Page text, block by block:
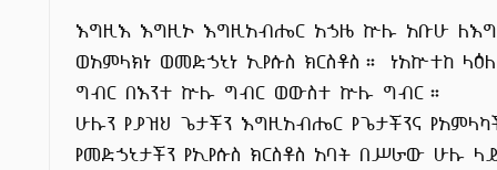
እግዚእ እግዚኦ እግዚአብሔር አኃዜ ኵሉ አቡሁ
ወአምላክነ ወመድኃኒነ ኢየሱስ ክርስቶስ። ነአኵተከ
ግብር በእንተ ኵሉ ግብር ወውስተ ኵሉ ግብር።
ሁሉን የያዝህ ጌታችን እግዚአብሔር የጌታችንና
የመድኃኒታችን የኢየሱስ ክርስቶስ አባት በሥራው ሁሉ